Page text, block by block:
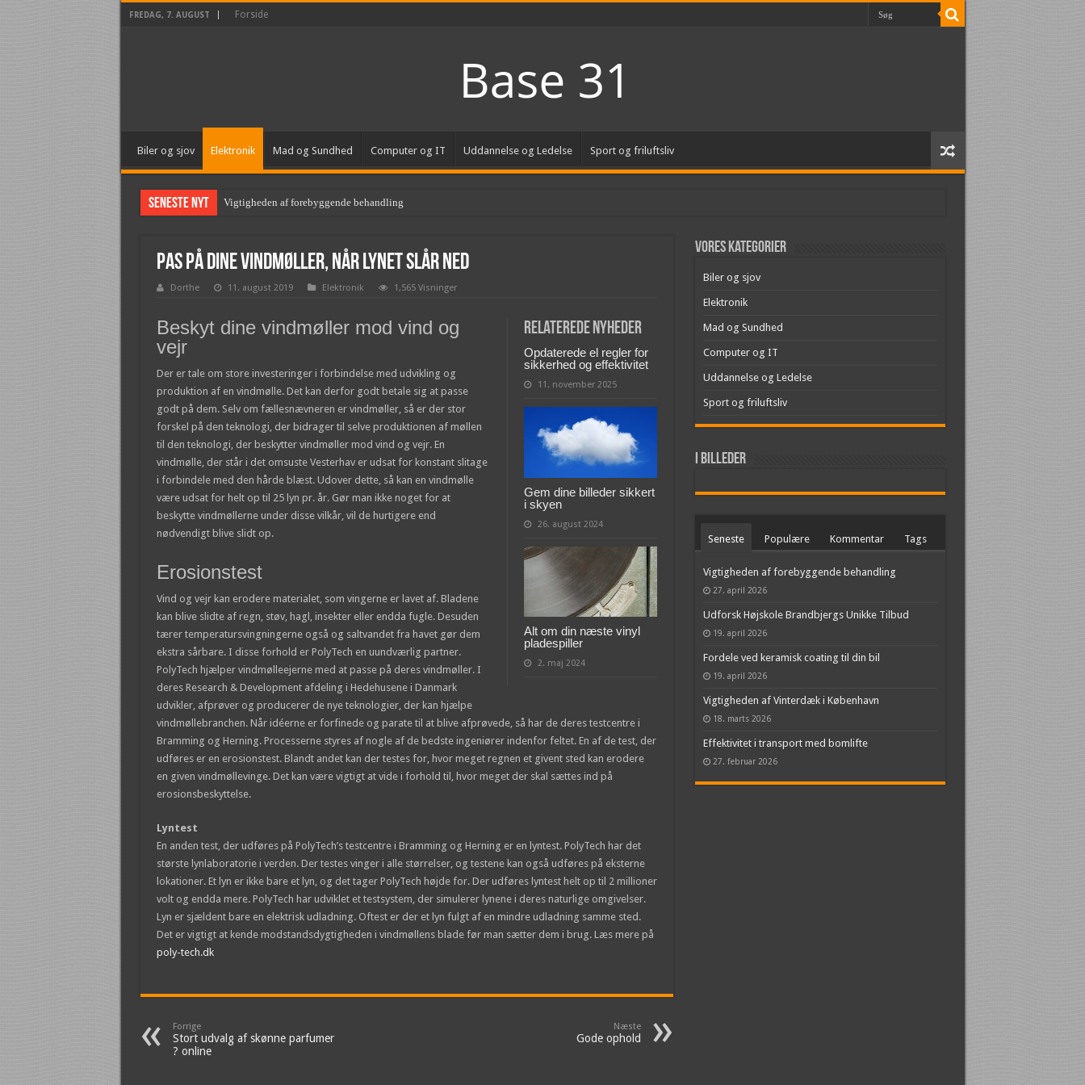
FREDAG, 7. AUGUST Forside
Biler og sjov Elektronik Mad og Sundhed Computer og IT Uddannelse og Ledelse Sport og friluftsliv
Seneste nyt Vigtigheden af forebyggende behandling
Pas på dine vindmøller, når lynet slår ned
Dorthe 11. august 2019 Elektronik 1,565 Visninger
Relaterede nyheder
Opdaterede el regler for
sikkerhed og effektivitet
11. november 2025
Gem dine billeder sikkert
i skyen
26. august 2024
Alt om din næste vinyl
pladespiller
2. maj 2024
Beskyt dine vindmøller mod vind og
vejr
Der er tale om store investeringer i forbindelse med udvikling og
produktion af en vindmølle. Det kan derfor godt betale sig at passe
godt på dem. Selv om fællesnævneren er vindmøller, så er der stor
forskel på den teknologi, der bidrager til selve produktionen af møllen
til den teknologi, der beskytter vindmøller mod vind og vejr. En
vindmølle, der står i det omsuste Vesterhav er udsat for konstant slitage
i forbindele med den hårde blæst. Udover dette, så kan en vindmølle
være udsat for helt op til 25 lyn pr. år. Gør man ikke noget for at
beskytte vindmøllerne under disse vilkår, vil de hurtigere end
nødvendigt blive slidt op.
Erosionstest
Vind og vejr kan erodere materialet, som vingerne er lavet af. Bladene
kan blive slidte af regn, støv, hagl, insekter eller endda fugle. Desuden
tærer temperatursvingningerne også og saltvandet fra havet gør dem
ekstra sårbare. I disse forhold er PolyTech en uundværlig partner.
PolyTech hjælper vindmølleejerne med at passe på deres vindmøller. I
deres Research & Development afdeling i Hedehusene i Danmark
udvikler, afprøver og producerer de nye teknologier, der kan hjælpe
vindmøllebranchen. Når idéerne er forfinede og parate til at blive afprøvede, så har de deres testcentre i
Bramming og Herning. Processerne styres af nogle af de bedste ingeniører indenfor feltet. En af de test, der
udføres er en erosionstest. Blandt andet kan der testes for, hvor meget regnen et givent sted kan erodere
en given vindmøllevinge. Det kan være vigtigt at vide i forhold til, hvor meget der skal sættes ind på
erosionsbeskyttelse.
Lyntest
En anden test, der udføres på PolyTech’s testcentre i Bramming og Herning er en lyntest. PolyTech har det
største lynlaboratorie i verden. Der testes vinger i alle størrelser, og testene kan også udføres på eksterne
lokationer. Et lyn er ikke bare et lyn, og det tager PolyTech højde for. Der udføres lyntest helt op til 2 millioner
volt og endda mere. PolyTech har udviklet et testsystem, der simulerer lynene i deres naturlige omgivelser.
Lyn er sjældent bare en elektrisk udladning. Oftest er der et lyn fulgt af en mindre udladning samme sted.
Det er vigtigt at kende modstandsdygtigheden i vindmøllens blade før man sætter dem i brug. Læs mere på
poly-tech.dk
Forrige
Stort udvalg af skønne parfumer
? online
Næste
Gode ophold
Vores kategorier
Biler og sjov
Elektronik
Mad og Sundhed
Computer og IT
Uddannelse og Ledelse
Sport og friluftsliv
I billeder
Seneste Populære Kommentar Tags
Vigtigheden af forebyggende behandling
27. april 2026
Udforsk Højskole Brandbjergs Unikke Tilbud
19. april 2026
Fordele ved keramisk coating til din bil
19. april 2026
Vigtigheden af Vinterdæk i København
18. marts 2026
Effektivitet i transport med bomlifte
27. februar 2026